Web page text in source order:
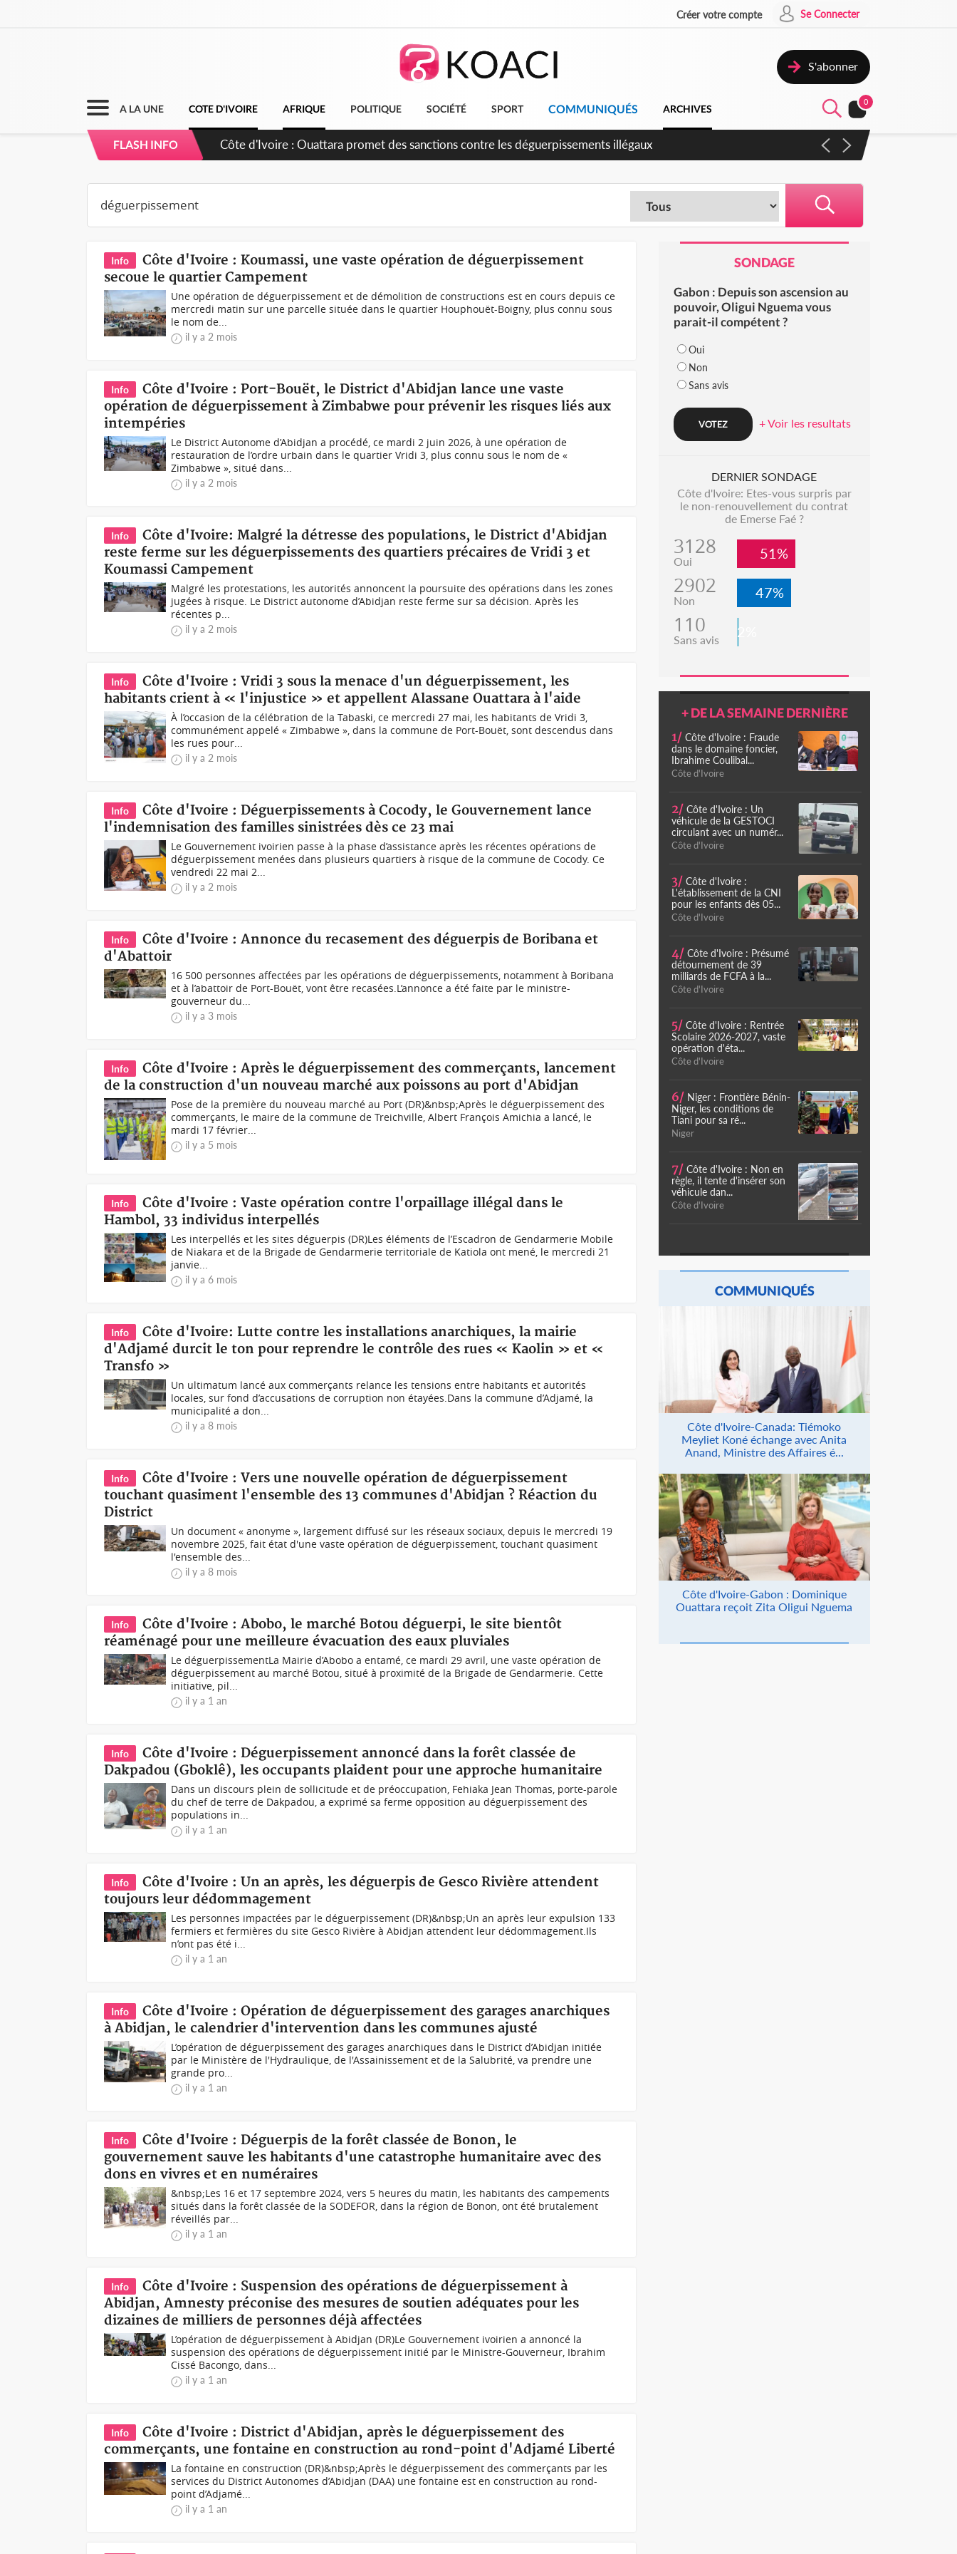
Créer votre compte Se Connecter
S'abonner
A LA UNE COTE D'IVOIRE AFRIQUE POLITIQUE SOCIÉTÉ SPORT COMMUNIQUÉS ARCHIVES
0
FLASH INFO Côte d'Ivoire : Ouattara promet des sanctions contre les déguerpissements illégaux
Info
Côte d'Ivoire : Koumassi, une vaste opération de déguerpissement
secoue le quartier Campement
Une opération de déguerpissement et de démolition de constructions est en cours depuis ce
mercredi matin sur une parcelle située dans le quartier Houphouët-Boigny, plus connu sous
le nom de...
il y a 2 mois
Info
Côte d'Ivoire : Port-Bouët, le District d'Abidjan lance une vaste
opération de déguerpissement à Zimbabwe pour prévenir les risques liés aux
intempéries
Le District Autonome d’Abidjan a procédé, ce mardi 2 juin 2026, à une opération de
restauration de l’ordre urbain dans le quartier Vridi 3, plus connu sous le nom de «
Zimbabwe », situé dans...
il y a 2 mois
Info
Côte d'Ivoire: Malgré la détresse des populations, le District d'Abidjan
reste ferme sur les déguerpissements des quartiers précaires de Vridi 3 et
Koumassi Campement
Malgré les protestations, les autorités annoncent la poursuite des opérations dans les zones
jugées à risque. Le District autonome d’Abidjan reste ferme sur sa décision. Après les
récentes p...
il y a 2 mois
Info
Côte d'Ivoire : Vridi 3 sous la menace d'un déguerpissement, les
habitants crient à « l'injustice » et appellent Alassane Ouattara à l'aide
À l’occasion de la célébration de la Tabaski, ce mercredi 27 mai, les habitants de Vridi 3,
communément appelé « Zimbabwe », dans la commune de Port-Bouët, sont descendus dans
les rues pour...
il y a 2 mois
Info
Côte d'Ivoire : Déguerpissements à Cocody, le Gouvernement lance
l'indemnisation des familles sinistrées dès ce 23 mai
Le Gouvernement ivoirien passe à la phase d’assistance après les récentes opérations de
déguerpissement menées dans plusieurs quartiers à risque de la commune de Cocody. Ce
vendredi 22 mai 2...
il y a 2 mois
Info
Côte d'Ivoire : Annonce du recasement des déguerpis de Boribana et
d'Abattoir
16 500 personnes affectées par les opérations de déguerpissements, notamment à Boribana
et à l’abattoir de Port-Bouët, vont être recasées.L’annonce a été faite par le ministre-
gouverneur du...
il y a 3 mois
Info
Côte d'Ivoire : Après le déguerpissement des commerçants, lancement
de la construction d'un nouveau marché aux poissons au port d'Abidjan
Pose de la première du nouveau marché au Port (DR)&nbsp;Après le déguerpissement des
commerçants, le maire de la commune de Treichville, Albert François Amichia a lancé, le
mardi 17 février...
il y a 5 mois
Info
Côte d'Ivoire : Vaste opération contre l'orpaillage illégal dans le
Hambol, 33 individus interpellés
Les interpellés et les sites déguerpis (DR)Les éléments de l’Escadron de Gendarmerie Mobile
de Niakara et de la Brigade de Gendarmerie territoriale de Katiola ont mené, le mercredi 21
janvie...
il y a 6 mois
Info
Côte d'Ivoire: Lutte contre les installations anarchiques, la mairie
d'Adjamé durcit le ton pour reprendre le contrôle des rues « Kaolin » et «
Transfo »
Un ultimatum lancé aux commerçants relance les tensions entre habitants et autorités
locales, sur fond d’accusations de corruption non étayées.Dans la commune d’Adjamé, la
municipalité a don...
il y a 8 mois
Info
Côte d'Ivoire : Vers une nouvelle opération de déguerpissement
touchant quasiment l'ensemble des 13 communes d'Abidjan ? Réaction du
District
Un document « anonyme », largement diffusé sur les réseaux sociaux, depuis le mercredi 19
novembre 2025, fait état d'une vaste opération de déguerpissement, touchant quasiment
l'ensemble des...
il y a 8 mois
Info
Côte d'Ivoire : Abobo, le marché Botou déguerpi, le site bientôt
réaménagé pour une meilleure évacuation des eaux pluviales
Le déguerpissementLa Mairie d’Abobo a entamé, ce mardi 29 avril, une vaste opération de
déguerpissement au marché Botou, situé à proximité de la Brigade de Gendarmerie. Cette
initiative, pil...
il y a 1 an
Info
Côte d'Ivoire : Déguerpissement annoncé dans la forêt classée de
Dakpadou (Gboklê), les occupants plaident pour une approche humanitaire
Dans un discours plein de sollicitude et de préoccupation, Fehiaka Jean Thomas, porte-parole
du chef de terre de Dakpadou, a exprimé sa ferme opposition au déguerpissement des
populations in...
il y a 1 an
Info
Côte d'Ivoire : Un an après, les déguerpis de Gesco Rivière attendent
toujours leur dédommagement
Les personnes impactées par le déguerpissement (DR)&nbsp;Un an après leur expulsion 133
fermiers et fermières du site Gesco Rivière à Abidjan attendent leur dédommagement.Ils
n’ont pas été i...
il y a 1 an
Info
Côte d'Ivoire : Opération de déguerpissement des garages anarchiques
à Abidjan, le calendrier d'intervention dans les communes ajusté
L’opération de déguerpissement des garages anarchiques dans le District d’Abidjan initiée
par le Ministère de l'Hydraulique, de l'Assainissement et de la Salubrité, va prendre une
grande pro...
il y a 1 an
Info
Côte d'Ivoire : Déguerpis de la forêt classée de Bonon, le
gouvernement sauve les habitants d'une catastrophe humanitaire avec des
dons en vivres et en numéraires
&nbsp;Les 16 et 17 septembre 2024, vers 5 heures du matin, les habitants des campements
situés dans la forêt classée de la SODEFOR, dans la région de Bonon, ont été brutalement
réveillés par...
il y a 1 an
Info
Côte d'Ivoire : Suspension des opérations de déguerpissement à
Abidjan, Amnesty préconise des mesures de soutien adéquates pour les
dizaines de milliers de personnes déjà affectées
L’opération de déguerpissement à Abidjan (DR)Le Gouvernement ivoirien a annoncé la
suspension des opérations de déguerpissement initié par le Ministre-Gouverneur, Ibrahim
Cissé Bacongo, dans...
il y a 1 an
Info
Côte d'Ivoire : District d'Abidjan, après le déguerpissement des
commerçants, une fontaine en construction au rond-point d'Adjamé Liberté
La fontaine en construction (DR)&nbsp;Après le déguerpissement des commerçants par les
services du District Autonomes d’Abidjan (DAA) une fontaine est en construction au rond-
point d’Adjamé...
il y a 1 an
SONDAGE
Gabon : Depuis son ascension au
pouvoir, Oligui Nguema vous
parait-il compétent ?
Oui
Non
Sans avis
+ Voir les resultats
DERNIER SONDAGE
Côte d'Ivoire: Etes-vous surpris par
le non-renouvellement du contrat
de Emerse Faé ?
3128
Oui 51%
2902
Non 47%
110
Sans avis 2%
+ DE LA SEMAINE DERNIÈRE
1/ Côte d'Ivoire : Fraude
dans le domaine foncier,
Ibrahime Coulibal...
Côte d'Ivoire
2/ Côte d'Ivoire : Un
véhicule de la GESTOCI
circulant avec un numér...
Côte d'Ivoire
3/ Côte d'Ivoire :
L'établissement de la CNI
pour les enfants dès 05...
Côte d'Ivoire
4/ Côte d'Ivoire : Présumé
détournement de 39
milliards de FCFA à la...
Côte d'Ivoire
5/ Côte d'Ivoire : Rentrée
Scolaire 2026-2027, vaste
opération d'éta...
Côte d'Ivoire
6/ Niger : Frontière Bénin-
Niger, les conditions de
Tiani pour sa ré...
Niger
7/ Côte d'Ivoire : Non en
règle, il tente d'insérer son
véhicule dan...
Côte d'Ivoire
COMMUNIQUÉS
Côte d'Ivoire-Canada: Tiémoko
Meyliet Koné échange avec Anita
Anand, Ministre des Affaires é...
Côte d'Ivoire-Gabon : Dominique
Ouattara reçoit Zita Oligui Nguema